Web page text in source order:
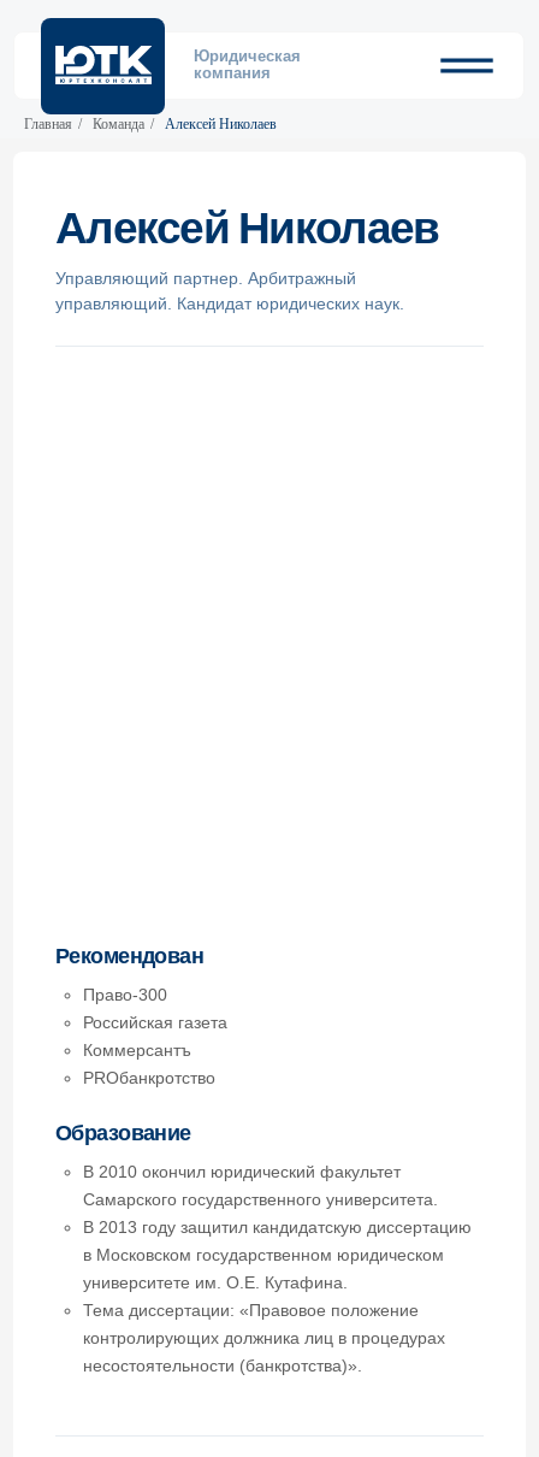
Юридическая
компания
Главная / Команда / Алексей Николаев
Арбитражный управляющий. В 2012 году включен
судебных споров в области банкротства,
Профессиональный опыт и стаж
работы с 2010 года
В 2010 окончил юридический факультет
Самарского государственного университета.
В 2013 году защитил кандидатскую диссертацию
в Московском государственном юридическом
Тема диссертации: «Правовое положение
контролирующих должника лиц в процедурах
Образование
Управляющий партнер. Арбитражный
Алексей Николаев